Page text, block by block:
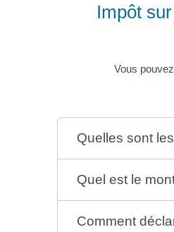
Impôt
Vous
Quelles sont
Quel est le
Comment